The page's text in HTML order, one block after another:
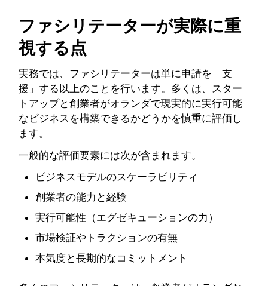
ファシリテーターが実際に重
視する点
実務では、ファシリテーターは単に申請を「支
援」する以上のことを行います。多くは、スター
トアップと創業者がオランダで現実的に実行可能
なビジネスを構築できるかどうかを慎重に評価し
ます。
一般的な評価要素には次が含まれます。
ビジネスモデルのスケーラビリティ
創業者の能力と経験
実行可能性（エグゼキューションの力）
市場検証やトラクションの有無
本気度と長期的なコミットメント